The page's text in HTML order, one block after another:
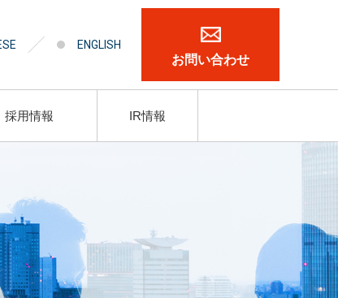
ENGLISH
お問い合わせ
採用情報 IR情報